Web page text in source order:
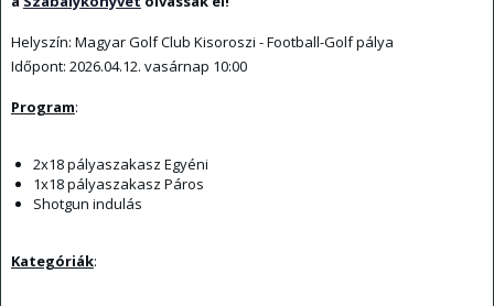
Helyszín: Magyar Golf Club Kisoroszi - Football-Golf pálya
Időpont: 2026.04.12. vasárnap 10:00
Program:
2x18 pályaszakasz Egyéni
1x18 pályaszakasz Páros
Shotgun indulás
Kategóriák: